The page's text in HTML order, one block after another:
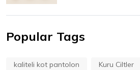
Popular Tags
kaliteli kot pantolon
Kuru Ciltler